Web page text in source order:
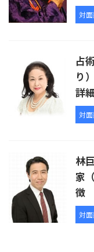
対
占
り
詳
対
林
家
徴
対